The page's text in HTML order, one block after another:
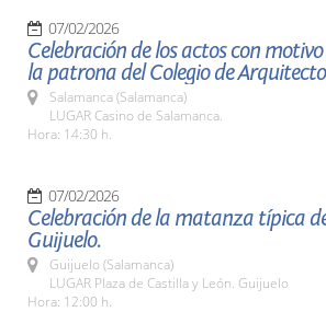
07/02/2026
Celebración de los actos con
la patrona del Colegio de
Salamanca (Salamanca)
LUGAR Casino de Salamanca.
Hora: 14:30 h.
07/02/2026
Celebración de la matanza típica
Guijuelo.
Guijuelo (Salamanca)
LUGAR Plaza de Castilla y León. Guijuelo
Hora: 12:00 h.